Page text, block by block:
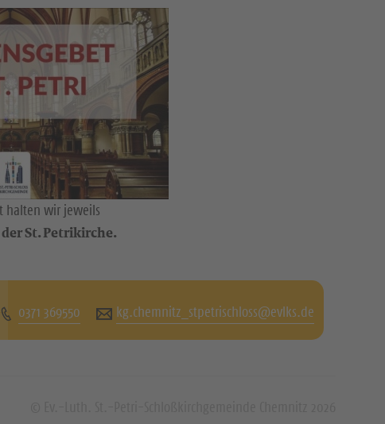
halten wir jeweils
St. Petrikirche.
0371 369550 kg.chemnitz_stpetrischloss@evlks.de